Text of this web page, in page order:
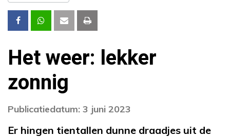
Het weer: lekker
zonnig
Publicatiedatum: 3 juni 2023
Er hingen tientallen dunne draadjes uit de